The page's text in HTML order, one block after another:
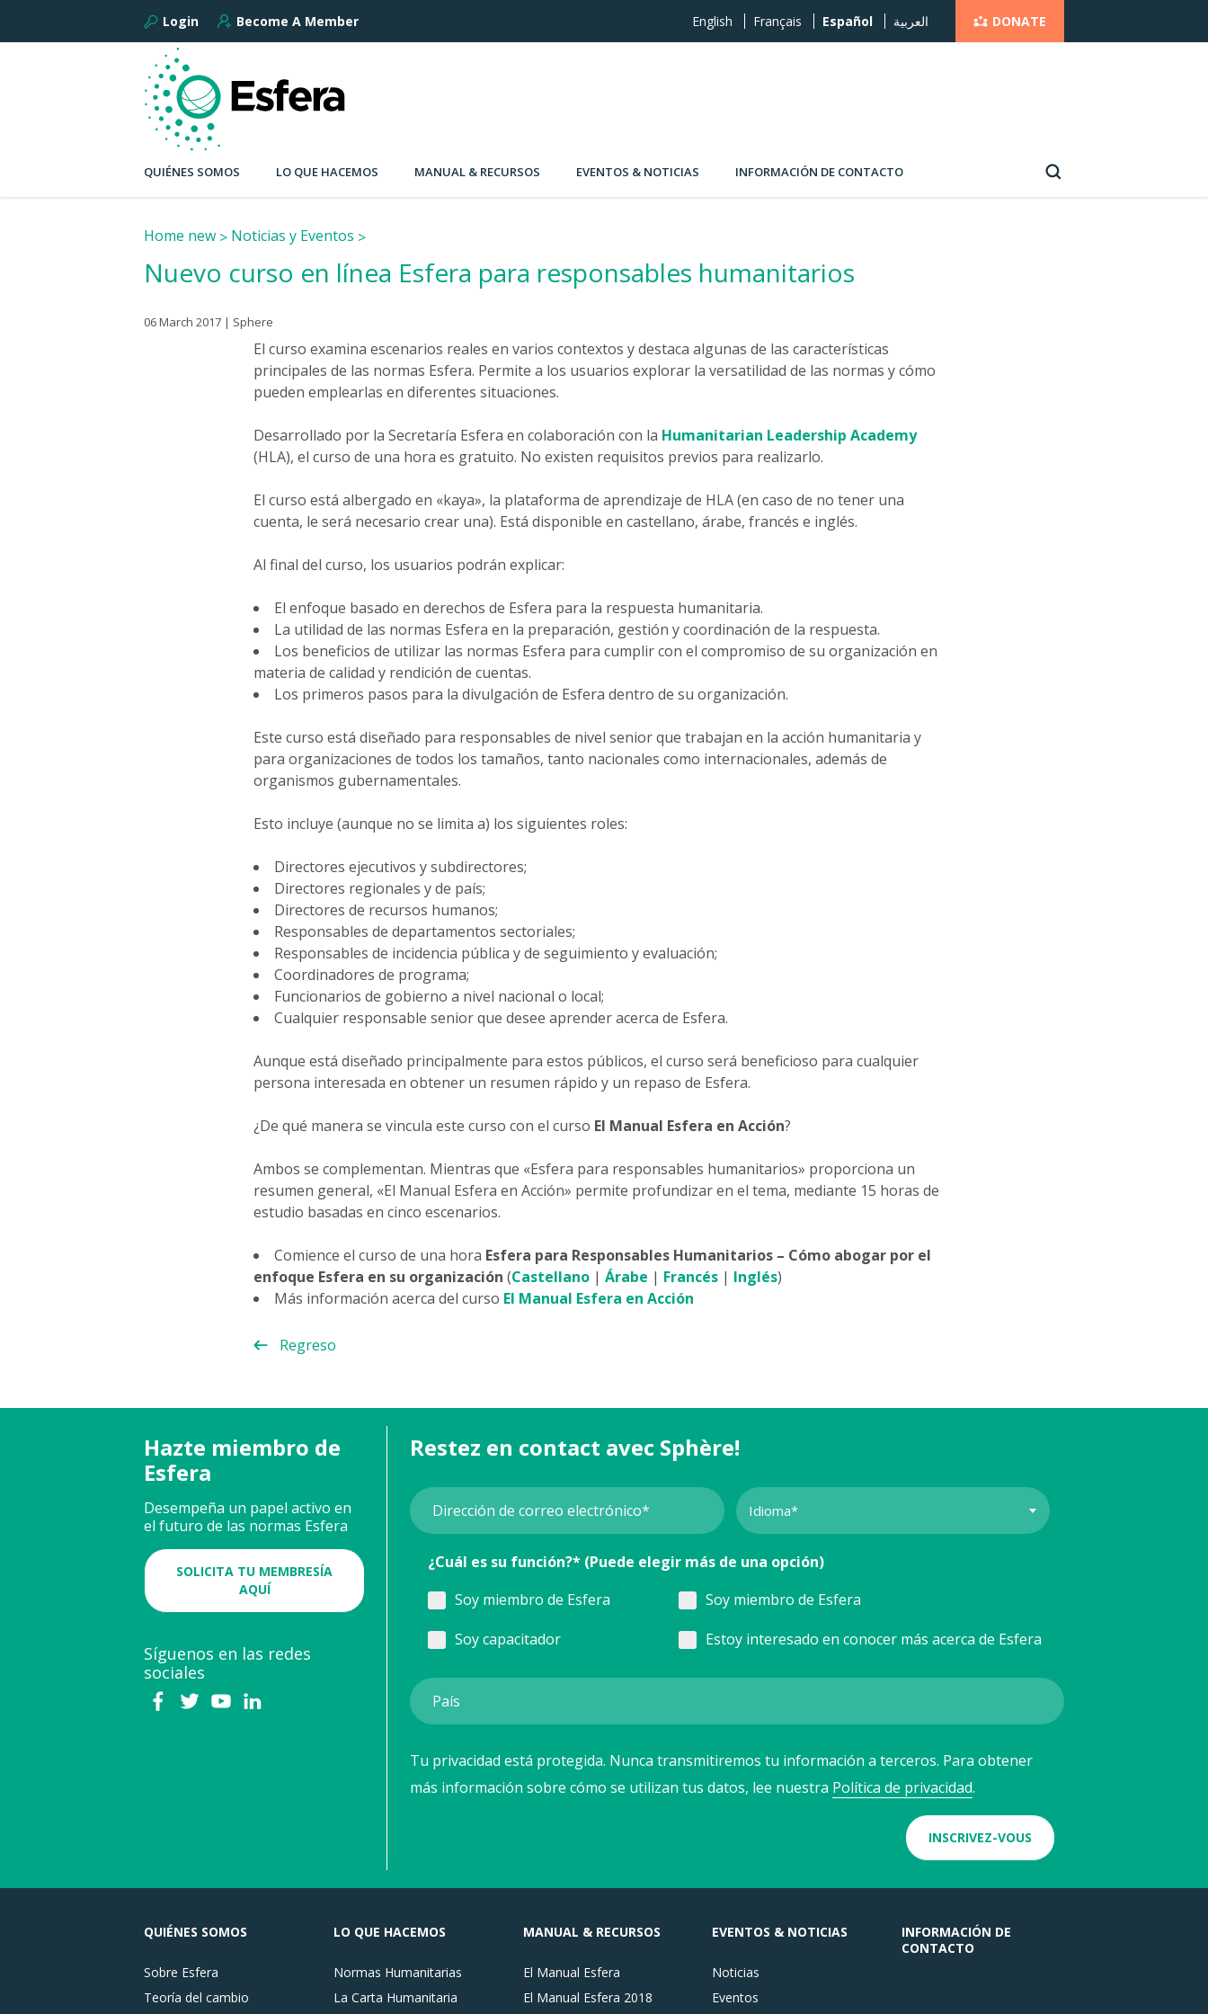
Login Become A Member English Français Español العربية DONATE
QUIÉNES SOMOS LO QUE HACEMOS MANUAL & RECURSOS EVENTOS & NOTICIAS INFORMACIÓN DE CONTACTO
Home new Noticias y Eventos
Nuevo curso en línea Esfera para responsables humanitarios
06 March 2017 | Sphere
El curso examina escenarios reales en varios contextos y destaca algunas de las características
principales de las normas Esfera. Permite a los usuarios explorar la versatilidad de las normas y cómo
pueden emplearlas en diferentes situaciones.
Desarrollado por la Secretaría Esfera en colaboración con la Humanitarian Leadership Academy
(HLA), el curso de una hora es gratuito. No existen requisitos previos para realizarlo.
El curso está albergado en «kaya», la plataforma de aprendizaje de HLA (en caso de no tener una
cuenta, le será necesario crear una). Está disponible en castellano, árabe, francés e inglés.
Al final del curso, los usuarios podrán explicar:
El enfoque basado en derechos de Esfera para la respuesta humanitaria.
La utilidad de las normas Esfera en la preparación, gestión y coordinación de la respuesta.
Los beneficios de utilizar las normas Esfera para cumplir con el compromiso de su organización en
materia de calidad y rendición de cuentas.
Los primeros pasos para la divulgación de Esfera dentro de su organización.
Este curso está diseñado para responsables de nivel senior que trabajan en la acción humanitaria y
para organizaciones de todos los tamaños, tanto nacionales como internacionales, además de
organismos gubernamentales.
Esto incluye (aunque no se limita a) los siguientes roles:
Directores ejecutivos y subdirectores;
Directores regionales y de país;
Directores de recursos humanos;
Responsables de departamentos sectoriales;
Responsables de incidencia pública y de seguimiento y evaluación;
Coordinadores de programa;
Funcionarios de gobierno a nivel nacional o local;
Cualquier responsable senior que desee aprender acerca de Esfera.
Aunque está diseñado principalmente para estos públicos, el curso será beneficioso para cualquier
persona interesada en obtener un resumen rápido y un repaso de Esfera.
¿De qué manera se vincula este curso con el curso El Manual Esfera en Acción?
Ambos se complementan. Mientras que «Esfera para responsables humanitarios» proporciona un
resumen general, «El Manual Esfera en Acción» permite profundizar en el tema, mediante 15 horas de
estudio basadas en cinco escenarios.
Comience el curso de una hora Esfera para Responsables Humanitarios – Cómo abogar por el
enfoque Esfera en su organización (Castellano | Árabe | Francés | Inglés)
Más información acerca del curso El Manual Esfera en Acción
Regreso
Hazte miembro de
Esfera
Desempeña un papel activo en
el futuro de las normas Esfera
SOLICITA TU MEMBRESÍA
AQUÍ
Síguenos en las redes
sociales
Restez en contact avec Sphère!
¿Cuál es su función?* (Puede elegir más de una opción)
Soy miembro de Esfera
Soy miembro de Esfera
Soy capacitador
Estoy interesado en conocer más acerca de Esfera
Tu privacidad está protegida. Nunca transmitiremos tu información a terceros. Para obtener
más información sobre cómo se utilizan tus datos, lee nuestra Política de privacidad.
INSCRIVEZ-VOUS
QUIÉNES SOMOS
Sobre Esfera
Teoría del cambio
LO QUE HACEMOS
Normas Humanitarias
La Carta Humanitaria
MANUAL & RECURSOS
El Manual Esfera
El Manual Esfera 2018
EVENTOS & NOTICIAS
Noticias
Eventos
INFORMACIÓN DE
CONTACTO